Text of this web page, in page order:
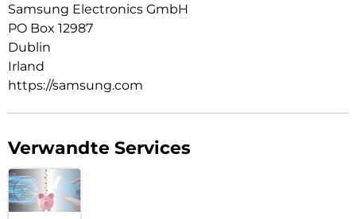
Samsung Electronics GmbH
PO Box 12987
Dublin
Irland
https://samsung.com
Verwandte Services